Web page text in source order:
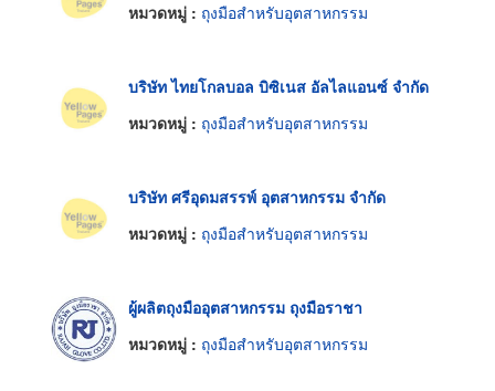
หมวดหมู่ : ถุงมือสำหรับอุตสาหกรรม
บริษัท ไทยโกลบอล บิซิเนส อัลไลแอนซ์ จำกัด
หมวดหมู่ : ถุงมือสำหรับอุตสาหกรรม
บริษัท ศรีอุดมสรรพ์ อุตสาหกรรม จำกัด
หมวดหมู่ : ถุงมือสำหรับอุตสาหกรรม
ผู้ผลิตถุงมืออุตสาหกรรม ถุงมือราชา
หมวดหมู่ : ถุงมือสำหรับอุตสาหกรรม